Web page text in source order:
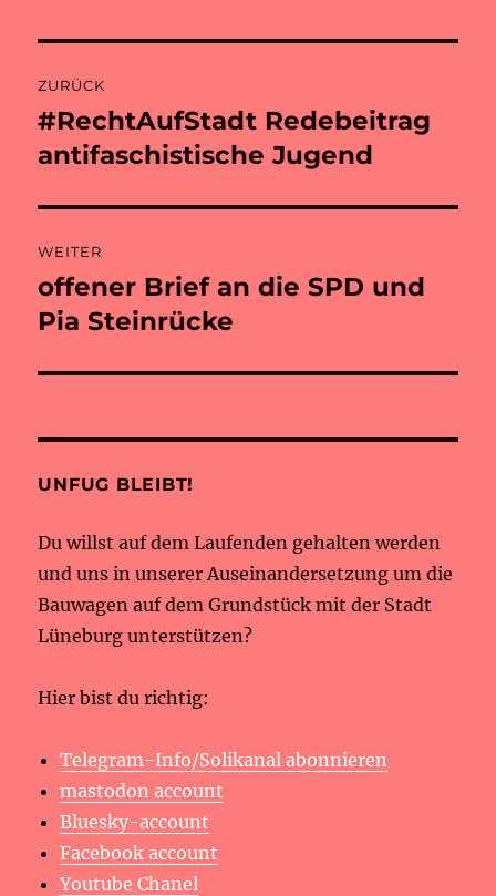
ZURÜCK
Vorheriger
Beitrag:
#RechtAufStadt Redebeitrag
antifaschistische Jugend
WEITER
Nächster
Beitrag:
offener Brief an die SPD und
Pia Steinrücke
UNFUG BLEIBT!
Du willst auf dem Laufenden gehalten werden
und uns in unserer Auseinandersetzung um die
Bauwagen auf dem Grundstück mit der Stadt
Lüneburg unterstützen?
Hier bist du richtig:
Telegram-Info/Solikanal abonnieren
mastodon account
Bluesky-account
Facebook account
Youtube Chanel